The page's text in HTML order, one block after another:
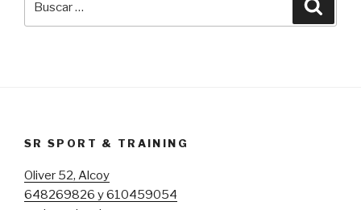
SR SPORT & TRAINING
Oliver 52, Alcoy
648269826 y 610459054